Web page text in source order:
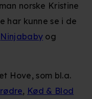
norske Kristine
har kunne se i de
Ninjababy og
Hove, som bl.a.
, Kød & Blod